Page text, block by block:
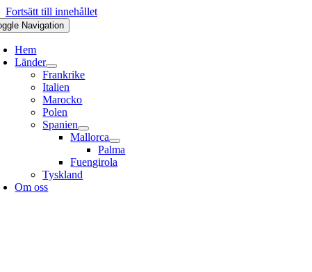
Fortsätt till innehållet
Navigation
Hem
Länder
Frankrike
Italien
Marocko
Polen
Spanien
Mallorca
Palma
Fuengirola
Tyskland
Om oss